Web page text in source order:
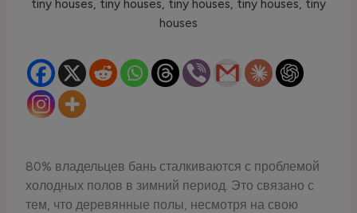
80% владельцев бань сталкиваются с проблемой
холодных полов в зимний период. Это связано с
тем, что деревянные полы, несмотря на свою